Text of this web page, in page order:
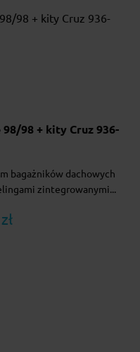
98 + kity Cruz 936-
bagażników dachowych
zintegrowanymi...